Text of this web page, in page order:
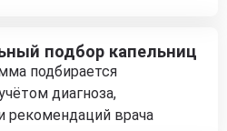
подбор капельниц
подбирается
диагноза,
рекомендаций врача